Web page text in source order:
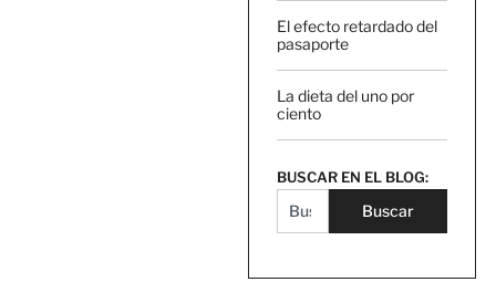
El efecto retardado del
pasaporte
La dieta del uno por
ciento
BUSCAR EN EL BLOG:
Buscar